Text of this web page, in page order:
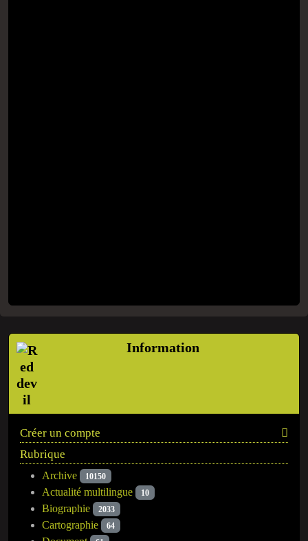
Information
Créer un compte
Rubrique
Archive 10150
Actualité multilingue 10
Biographie 2033
Cartographie 64